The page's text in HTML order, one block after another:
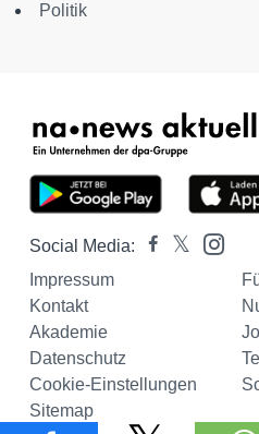
Politik
Social Media:
Impressum
Kontakt
Akademie
Datenschutz
Cookie-Einstellungen
Sitemap